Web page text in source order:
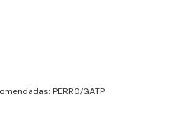
PERRO/GATP